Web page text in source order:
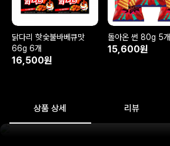
닭다리 핫숯불바베큐맛
66g 6개
16,500원
돌아온 썬 80g 5개
15,600원
상품 상세 리뷰